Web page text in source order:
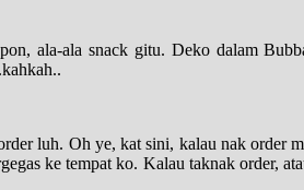
ala-ala snack gitu. Deko dalam
luh. Oh ye, kat sini, kalau nak order
ke tempat ko. Kalau taknak order,